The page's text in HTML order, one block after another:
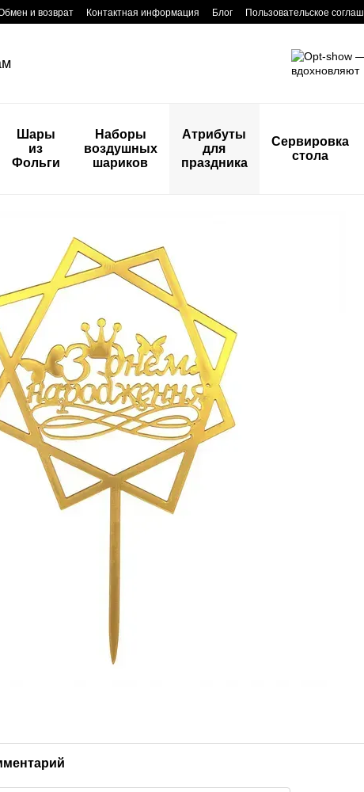
и возврат Контактная информация Блог Пользовательское
Шары
из
Фольги
Наборы
воздушных
шариков
Атрибуты
для
праздника
Сервировка
стола